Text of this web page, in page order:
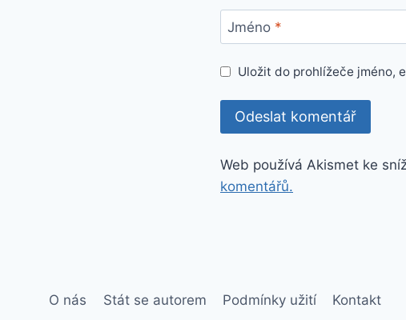
Jméno *
Uložit do prohlížeče jméno,
Web používá Akismet ke
komentářů.
O nás Stát se autorem Podmínky užití Kontakt